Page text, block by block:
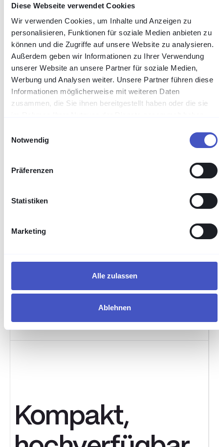
Diese Webseite verwendet Cookies
Wir verwenden Cookies, um Inhalte und Anzeigen zu
personalisieren, Funktionen für soziale Medien anbieten zu
können und die Zugriffe auf unsere Website zu analysieren.
Außerdem geben wir Informationen zu Ihrer Verwendung
unserer Website an unsere Partner für soziale Medien,
Werbung und Analysen weiter. Unsere Partner führen diese
Informationen möglicherweise mit weiteren Daten
zusammen, die Sie ihnen bereitgestellt haben oder die sie
Notwendig
Präferenzen
Statistiken
Marketing
Alle zulassen
Ablehnen
Herausforderung
Magnet-Schultz benötigt einen
gesicherten, von außen erreichbaren
Zugriff auf zentrale Systeme – kompakt im
Betrieb, aber zuverlässig verfügbar.
Gefragt war eine Lösung, die vollen
Funktionsumfang bietet, sich sicher ins
wird.
gesicherten, von außen erreichbaren
Betrieb, aber zuverlässig verfügbar. Gefragt
war eine Lösung, die vollen
Internet exponieren lässt und über viele
Jahre hinweg gepflegt und aktuell gehalten
Kompakt,